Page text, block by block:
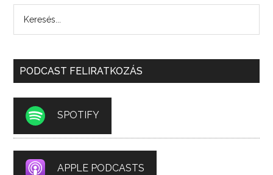
PODCAST FELIRATKOZÁS
SPOTIFY
APPLE PODCASTS